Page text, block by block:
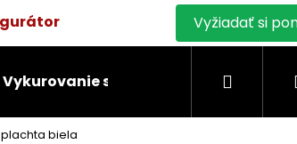
Vyžiadať si
Vykurovanie stanu MontážHľadať
plachta biela